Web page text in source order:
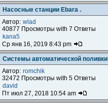
Насосные станции Ebara .
Автор: wlad
40877 Просмотры with 7 Ответы
kana5
Ср янв 16, 2019 8:43 pm
Системы автоматической поливки
Автор: romchik
32472 Просмотры with 5 Ответы
david
Пт июл 27, 2018 10:54 am